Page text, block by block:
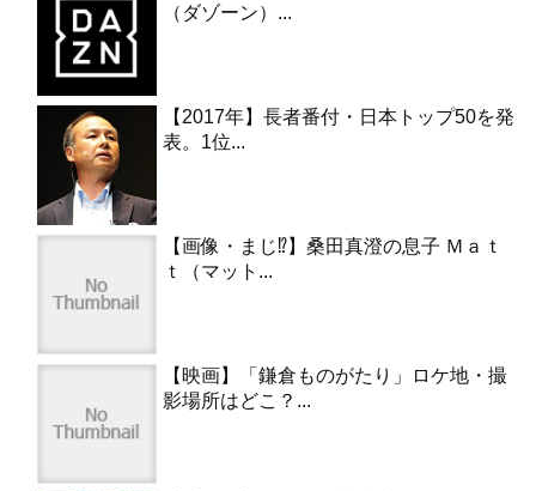
（ダゾーン）...
【2017年】長者番付・日本トップ50を発
表。1位...
【画像・まじ⁉︎】桑田真澄の息子 Ｍａｔ
ｔ（マット...
【映画】「鎌倉ものがたり」ロケ地・撮
影場所はどこ？...